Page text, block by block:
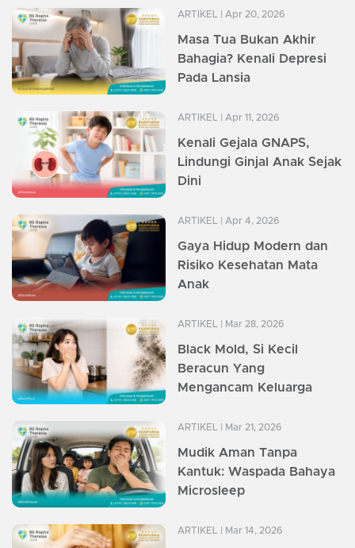
ARTIKEL | Apr 20, 2026
Masa Tua Bukan Akhir
Bahagia? Kenali Depresi
Pada Lansia
ARTIKEL | Apr 11, 2026
Kenali Gejala GNAPS,
Lindungi Ginjal Anak Sejak
Dini
ARTIKEL | Apr 4, 2026
Gaya Hidup Modern dan
Risiko Kesehatan Mata
Anak
ARTIKEL | Mar 28, 2026
Black Mold, Si Kecil
Beracun Yang
Mengancam Keluarga
ARTIKEL | Mar 21, 2026
Mudik Aman Tanpa
Kantuk: Waspada Bahaya
Microsleep
ARTIKEL | Mar 14, 2026